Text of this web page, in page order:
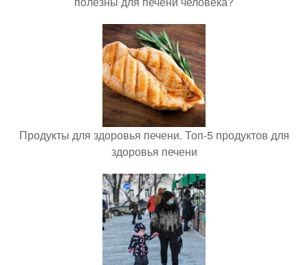
Продукты для здоровья печени. Топ-5 продуктов для
здоровья печени